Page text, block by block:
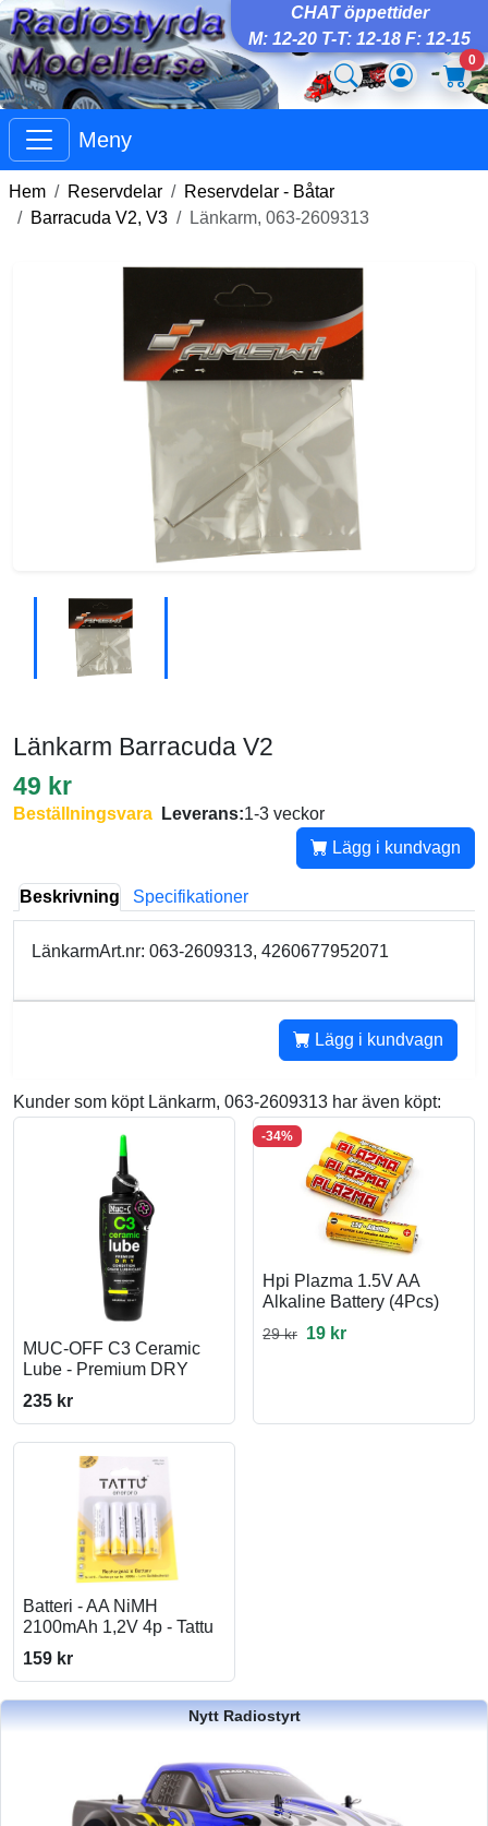
CHAT öppettider
M: 12-20 T-T: 12-18 F: 12-15
0
Meny
Hem Reservdelar
Reservdelar - Båtar
Barracuda V2, V3
Länkarm, 063-2609313
Länkarm Barracuda V2
49 kr
Beställningsvara Leverans:1-3 veckor
Lägg i kundvagn
Beskrivning Specifikationer
LänkarmArt.nr: 063-2609313, 4260677952071
Lägg i kundvagn
Kunder som köpt Länkarm, 063-2609313 har även köpt:
MUC-OFF C3 Ceramic
Lube - Premium DRY
235 kr
-34%
Hpi Plazma 1.5V AA
Alkaline Battery (4Pcs)
29 kr 19 kr
Batteri - AA NiMH
2100mAh 1,2V 4p - Tattu
159 kr
Nytt Radiostyrt